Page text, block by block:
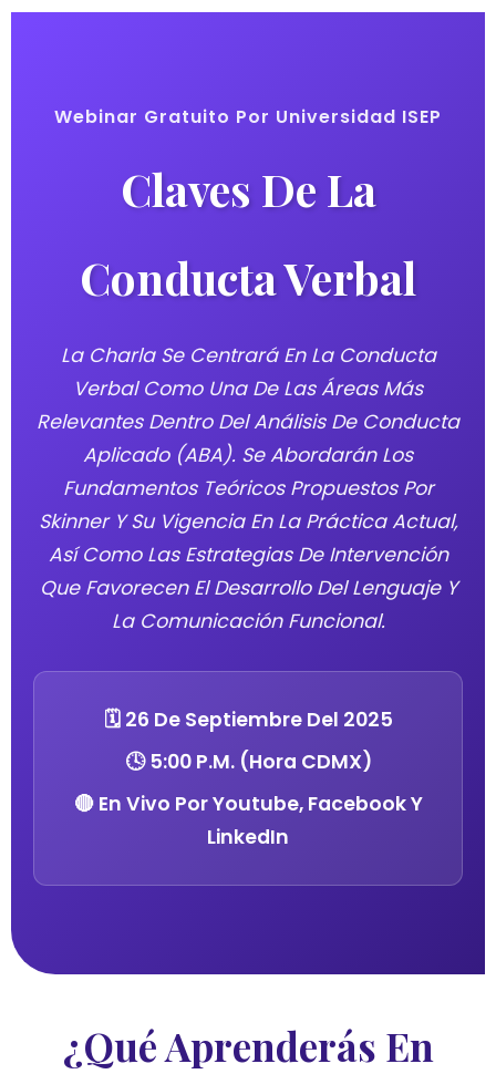
Webinar Gratuito Por Universidad ISEP
Claves De La
Conducta Verbal
La Charla Se Centrará En La Conducta
Verbal Como Una De Las Áreas Más
Relevantes Dentro Del Análisis De Conducta
Aplicado (ABA). Se Abordarán Los
Fundamentos Teóricos Propuestos Por
Skinner Y Su Vigencia En La Práctica Actual,
Así Como Las Estrategias De Intervención
Que Favorecen El Desarrollo Del Lenguaje Y
La Comunicación Funcional.
🗓️ 26 De Septiembre Del 2025
🕓 5:00 P.m. (Hora CDMX)
🔴 En Vivo Por Youtube, Facebook Y
LinkedIn
¿Qué Aprenderás En